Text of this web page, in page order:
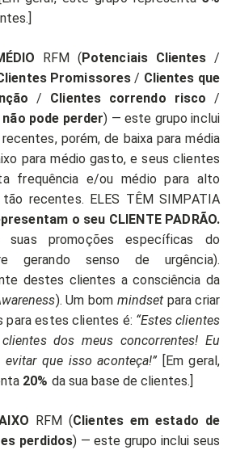
RFM (Potenciais Clientes /
Promissores / Clientes que
/ Clientes correndo risco /
pode perder) — este grupo inclui
porém, de baixa para média
para médio gasto, e seus clientes
frequência e/ou médio para alto
recentes. ELES TÊM SIMPATIA
o seu CLIENTE PADRÃO.
suas promoções específicas do
gerando senso de urgência).
destes clientes a consciência da
). Um bom mindset para criar
para estes clientes é: “Estes clientes
dos meus concorrentes! Eu
que isso aconteça!” [Em geral,
20% da sua base de clientes.]
RFM (Clientes em estado de
perdidos) — este grupo inclui seus